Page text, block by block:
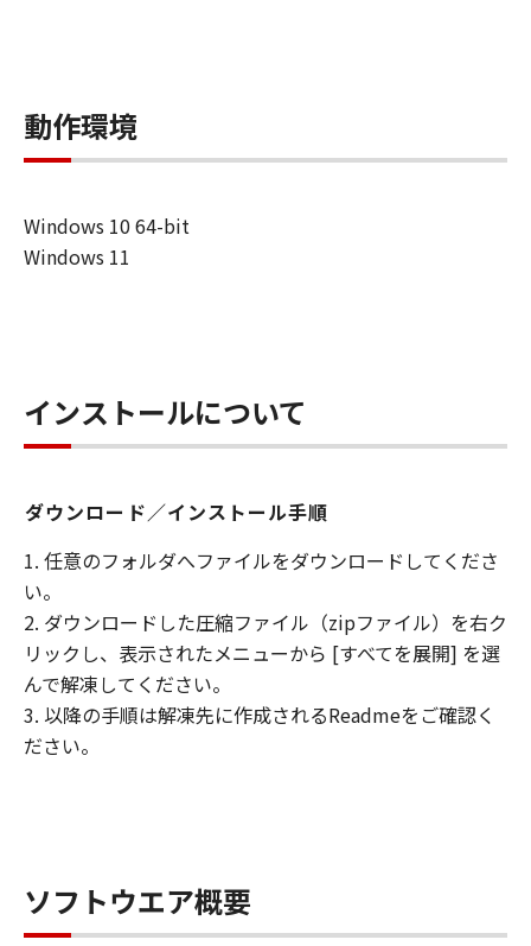
とのいずれも含むものとします。）するこ
とができます。
み、「許諾ソフトウェア」を１コピー複製
することができます。但し、お客様は、か
かるバックアップコピーに「許諾ソフトウ
媒体上に、「許諾ソフトウェア」に表示さ
れているものと同一の著作権表示を行うも
部または一部を修正、改変、リバース・エ
ンジニアリング、逆コンパイル、逆アセン
することはできません。また、第三者にこ
のような行為をさせてはなりません。
(4) 本契約に明示的に定める場合を除き、
お客様は、「許諾ソフトウェア」を再使用
ま（AS-IS）』の状態で使用許諾されます。
キヤノン、キヤノンの子会社、それらの販
動作環境
Windows 10 64-bit
Windows 11
インストールについて
ダウンロード／インストール手順
1. 任意のフォルダへファイルをダウンロードしてくださ
い。
2. ダウンロードした圧縮ファイル（zipファイル）を右ク
リックし、表示されたメニューから [すべてを展開] を選
んで解凍してください。
3. 以降の手順は解凍先に作成されるReadmeをご確認く
ださい。
ソフトウエア概要